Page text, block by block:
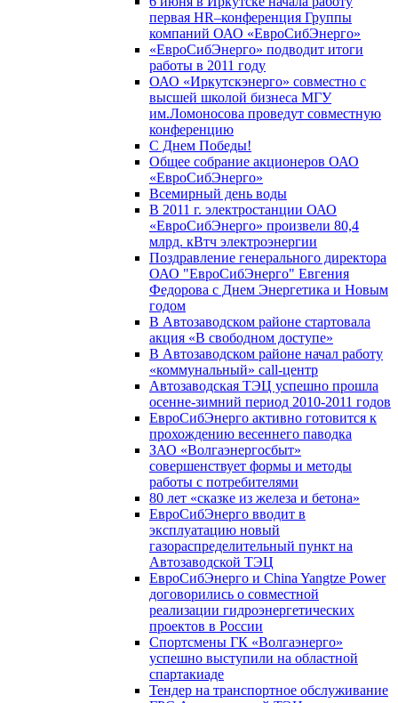
первая HR–конференция Группы
компаний ОАО «ЕвроСибЭнерго»
«ЕвроСибЭнерго» подводит итоги
работы в 2011 году
ОАО «Иркутскэнерго» совместно с
высшей школой бизнеса МГУ
им.Ломоносова проведут совместную
конференцию
С Днем Победы!
Общее собрание акционеров ОАО
«ЕвроСибЭнерго»
Всемирный день воды
В 2011 г. электростанции ОАО
«ЕвроСибЭнерго» произвели 80,4
млрд. кВтч электроэнергии
Поздравление генерального директора
ОАО "ЕвроСибЭнерго" Евгения
Федорова с Днем Энергетика и Новым
годом
В Автозаводском районе стартовала
акция «В свободном доступе»
В Автозаводском районе начал работу
«коммунальный» call-центр
Автозаводская ТЭЦ успешно прошла
осенне-зимний период 2010-2011 годов
ЕвроСибЭнерго активно готовится к
прохождению весеннего паводка
ЗАО «Волгаэнергосбыт»
совершенствует формы и методы
работы с потребителями
80 лет «сказке из железа и бетона»
ЕвроСибЭнерго вводит в
эксплуатацию новый
газораспределительный пункт на
Автозаводской ТЭЦ
ЕвроСибЭнерго и China Yangtze Power
договорились о совместной
реализации гидроэнергетических
проектов в России
Спортсмены ГК «Волгаэнерго»
успешно выступили на областной
спартакиаде
Тендер на транспортное обслуживание